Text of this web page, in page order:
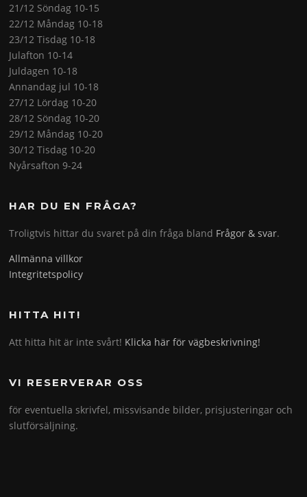
21/12 Söndag 10-15
22/12 Måndag 10-18
23/12 Tisdag 10-18
Julafton 10-14
Juldagen 10-18
Annandag jul 10-18
27/12 Lördag 10-20
28/12 Söndag 10-20
29/12 Måndag 10-20
30/12 Tisdag 10-20
Nyårsafton 9-24
HAR DU EN FRÅGA?
Troligtvis hittar du svaret på din fråga bland Frågor & svar.
Allmänna villkor
Integritetspolicy
HITTA HIT!
Att hitta hit är inte svårt! Klicka här för vägbeskrivning!
VI RESERVERAR OSS
för eventuella skrivfel, missvisande bilder, prisjusteringar och
slutförsäljning.